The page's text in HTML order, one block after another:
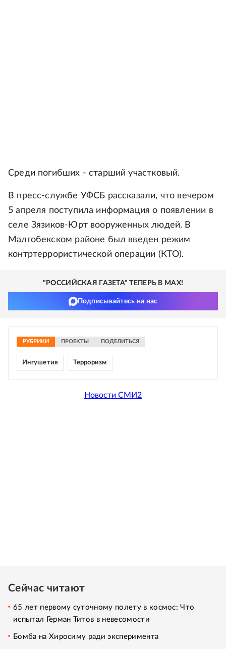
Среди погибших - старший участковый.
В пресс-службе УФСБ рассказали, что вечером
5 апреля поступила информация о появлении в
селе Зязиков-Юрт вооруженных людей. В
Малгобекском районе был введен режим
контртеррористической операции (КТО).
"РОССИЙСКАЯ ГАЗЕТА" ТЕПЕРЬ В MAX!
Подписывайтесь на нас
РУБРИКИ ПРОЕКТЫ ПОДЕЛИТЬСЯ
Ингушетия Терроризм
Новости СМИ2
Сейчас читают
65 лет первому суточному полету в космос: Что
испытал Герман Титов в невесомости
Бомба на Хиросиму ради эксперимента